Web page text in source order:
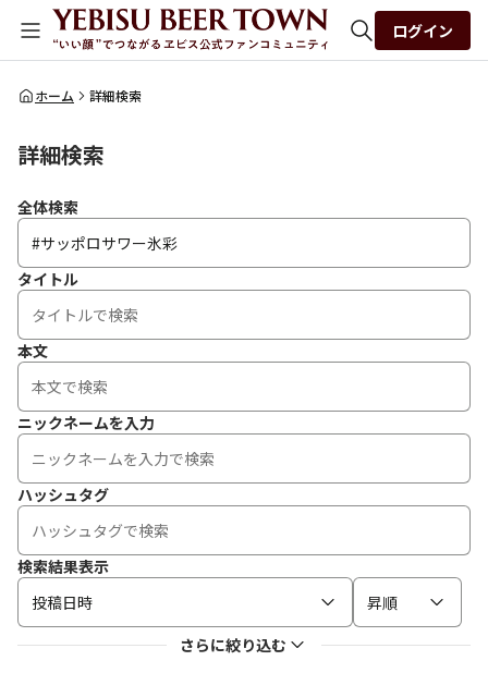
全体検索
ログイン
ホーム 詳細検索
詳細検索
全体検索
タイトル
本文
ニックネームを入力
ハッシュタグ
検索結果表示
投稿日時
昇順
さらに絞り込む